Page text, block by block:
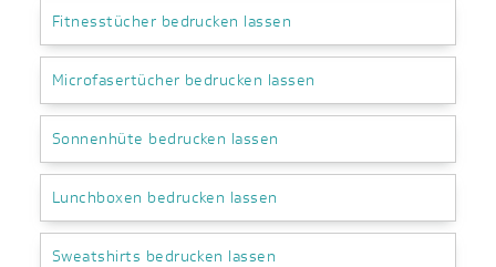
Fitnesstücher bedrucken lassen
Microfasertücher bedrucken lassen
Sonnenhüte bedrucken lassen
Lunchboxen bedrucken lassen
Sweatshirts bedrucken lassen